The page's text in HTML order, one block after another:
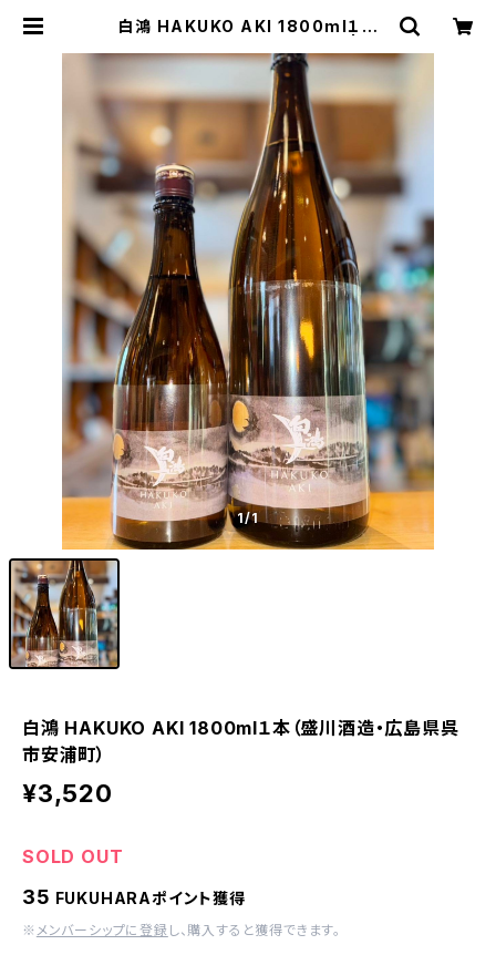
白鴻 HAKUKO AKI 1800ml１本
ASE公式】福原酒店｜創業1928年・
広島の日本酒・限定酒を全国通販
1/1
白鴻 HAKUKO AKI 1800ml１本（盛川酒造・広島県呉
市安浦町）
¥3,520
SOLD OUT
35 FUKUHARAポイント獲得
※ メンバーシップに登録 し、購入すると獲得できます。